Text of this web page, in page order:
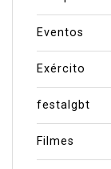
Eventos
Exército
festalgbt
Filmes